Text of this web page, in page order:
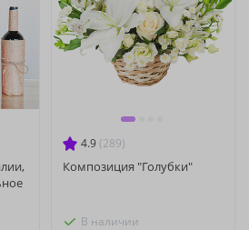
4.9 (289)
Композиция "Голубки"
В наличии